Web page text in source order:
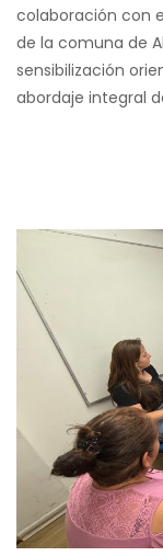
colaboración con
de la comuna de
sensibilización
abordaje integral